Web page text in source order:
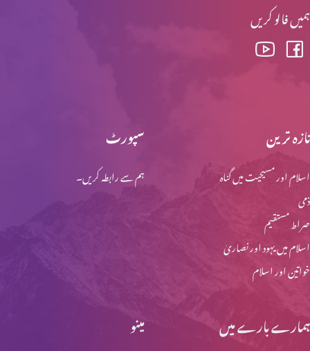
ہمیں فالو کریں
سپورٹ
ہم سے رابطہ کریں۔
تازہ ترین
اسلام اور مسیحیت میں گناہ
ذمی
صراط مستقیم
اسلام میں یہود اور نصاریٰ
خواتین اور اسلام
مینو ہمارے بارے میں